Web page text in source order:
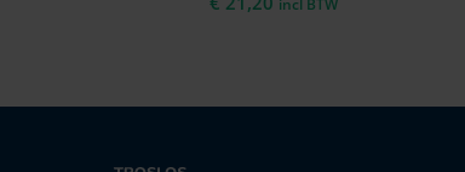
incl BTW